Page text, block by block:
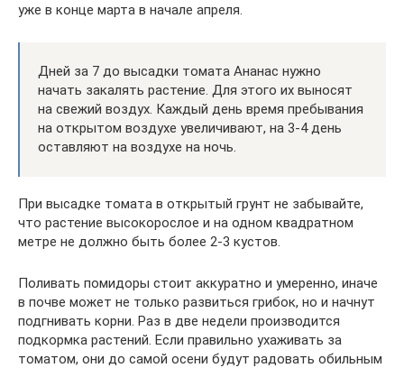
уже в конце марта в начале апреля.
Дней за 7 до высадки томата Ананас нужно
начать закалять растение. Для этого их выносят
на свежий воздух. Каждый день время пребывания
на открытом воздухе увеличивают, на 3-4 день
оставляют на воздухе на ночь.
При высадке томата в открытый грунт не забывайте,
что растение высокорослое и на одном квадратном
метре не должно быть более 2-3 кустов.
Поливать помидоры стоит аккуратно и умеренно, иначе
в почве может не только развиться грибок, но и начнут
подгнивать корни. Раз в две недели производится
подкормка растений. Если правильно ухаживать за
томатом, они до самой осени будут радовать обильным